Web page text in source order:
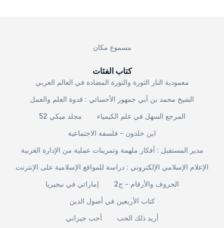
مسموع مكان
كتاب الفئات
معمودية النار الثورة والثورة المضادة في العالم العربي
الشيخ محمد بن أبي جمهور الأحسائي : قدوة العلم والعمل
مجلد ميكي 52
المرجع السهل في علم الكيمياء
ابن خلدون - فلسفة الاجتماعية
مدير المستقبل : أفكار ملهمة وتمرينات عملية من الإدارة الغربية
الإعلام الإسلامي الإلكتروني : دراسة للمواقع الإسلامية على الإنترنت
إماراتي في نيجيريا
الحروف والأرقام - ج2
كتاب الأربعين في أصول الدين
أحب جيراني
أريد ذلك الحب